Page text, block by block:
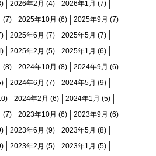
2026年2月 (4) 2026年1月 (7)
(7) 2025年10月 (6) 2025年9月 (7)
2025年6月 (7) 2025年5月 (7)
2025年2月 (5) 2025年1月 (6)
(8) 2024年10月 (8) 2024年9月 (6)
2024年6月 (7) 2024年5月 (9)
2024年2月 (6) 2024年1月 (5)
(7) 2023年10月 (6) 2023年9月 (6)
2023年6月 (9) 2023年5月 (8)
2023年2月 (5) 2023年1月 (5)